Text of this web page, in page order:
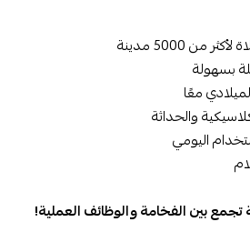
5000 مدينة
بسهولة
معًا
والحداثة
اليومي
بين الفخامة والوظائف العملية!